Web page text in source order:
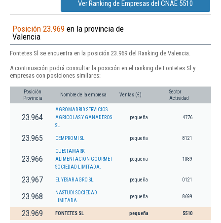
Ver Ranking de Empresas del CNAE 5510
Posición 23.969 en la provincia de
Valencia
Fontetes Sl se encuentra en la posición 23.969 del Ranking de Valencia.
A continuación podrá consultar la posición en el ranking de Fontetes Sl y
empresas con posiciones similares:
Posición
Provincia
Nombre de la empresa Ventas (€)
Sector
Actividad
23.964
AGROMADRID SERVICIOS
AGRICOLAS Y GANADEROS
SL
pequeña 4776
23.965 CEMPROMI SL pequeña 8121
23.966
CUESTAMARK
ALIMENTACION GOURMET
SOCIEDAD LIMITADA.
pequeña 1089
23.967 EL YESAR AGRO SL. pequeña 0121
23.968
NASTUDI SOCIEDAD
LIMITADA.
pequeña 8699
23.969 FONTETES SL pequeña 5510